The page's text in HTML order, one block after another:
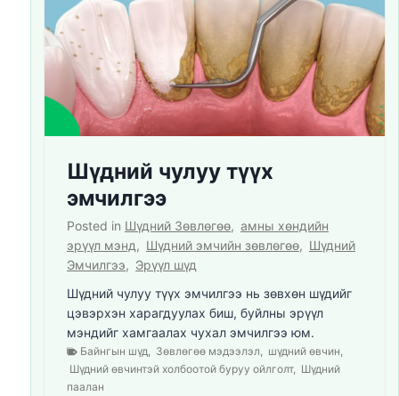
Шүдний чулуу түүх
эмчилгээ
Posted in Шүдний Зөвлөгөө, амны хөндийн
эрүүл мэнд, Шүдний эмчийн зөвлөгөө, Шүдний
Эмчилгээ, Эрүүл шүд
Шүдний чулуу түүх эмчилгээ нь зөвхөн шүдийг
цэвэрхэн харагдуулах биш, буйлны эрүүл
мэндийг хамгаалах чухал эмчилгээ юм.
Байнгын шүд Зөвлөгөө мэдээлэл шүдний өвчин
Шүдний өвчинтэй холбоотой буруу ойлголт, Шүдний
паалан